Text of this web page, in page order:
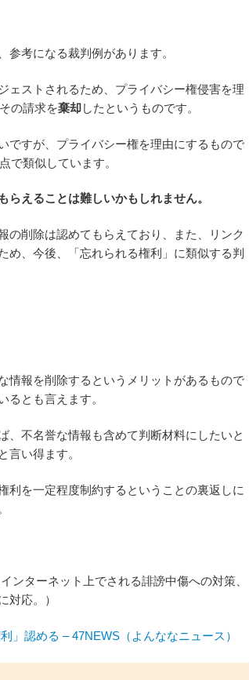
参考になる裁判例があります。
ェストされるため、プライバシー権侵害を理
の請求を棄却したというものです。
ですが、プライバシー権を理由にするもので
で類似しています。
らえることは難しいかもしれません。
の削除は認めてもらえており、また、リンク
め、今後、「忘れられる権利」に類似する判
情報を削除するというメリットがあるもので
るとも言えます。
、不名誉な情報も含めて判断材料にしたいと
言い得ます。
利を一定程度制約するということの裏返しに
ンターネット上でされる誹謗中傷への対策、
対応。）
」認める – 47NEWS（よんななニュース）